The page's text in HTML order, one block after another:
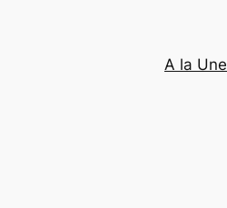
A la Une